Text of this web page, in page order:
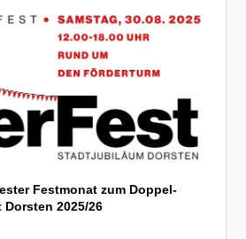
Festmonat zum Doppel-
2025/26